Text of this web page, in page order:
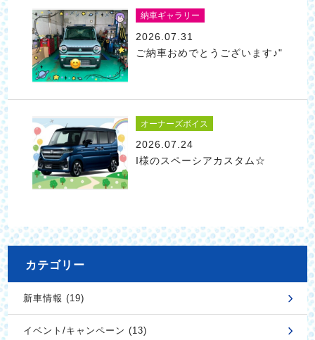
納車ギャラリー
2026.07.31
ご納車おめでとうございます♪"
オーナーズボイス
2026.07.24
I様のスペーシアカスタム☆
カテゴリー
新車情報 (19)
イベント/キャンペーン (13)